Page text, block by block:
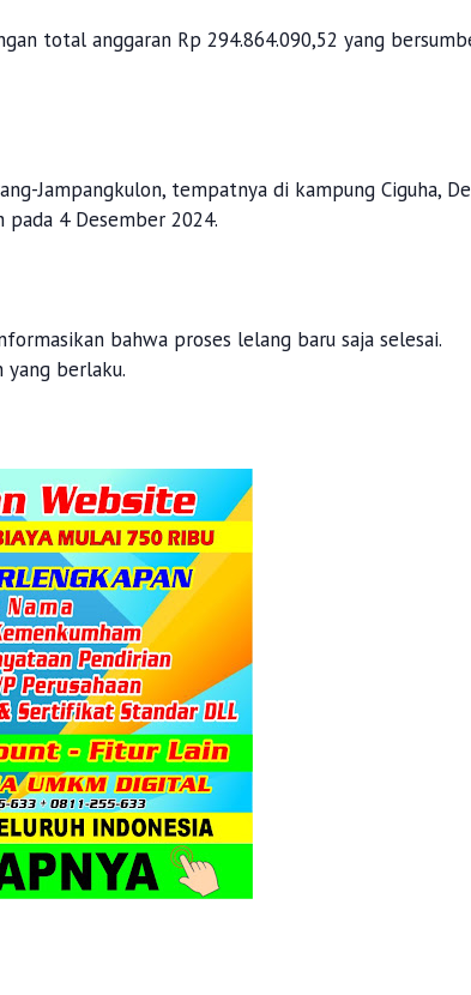
total anggaran Rp 294.864.090,52 yang
Jampangkulon, tempatnya di kampung Ciguha,
pada 4 Desember 2024.
bahwa proses lelang baru saja selesai.
yang berlaku.